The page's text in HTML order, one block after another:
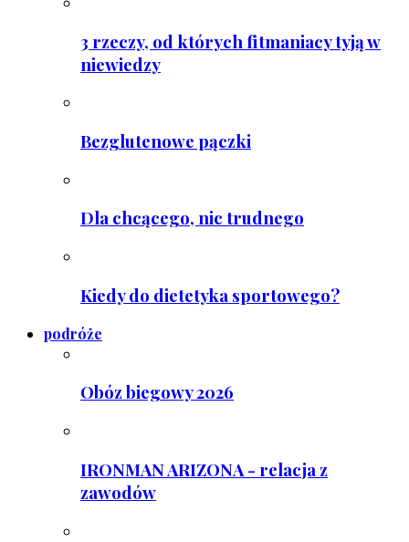
3 rzeczy, od których fitmaniacy tyją w
niewiedzy
Bezglutenowe pączki
Dla chcącego, nic trudnego
Kiedy do dietetyka sportowego?
podróże
Obóz biegowy 2026
IRONMAN ARIZONA - relacja z
zawodów